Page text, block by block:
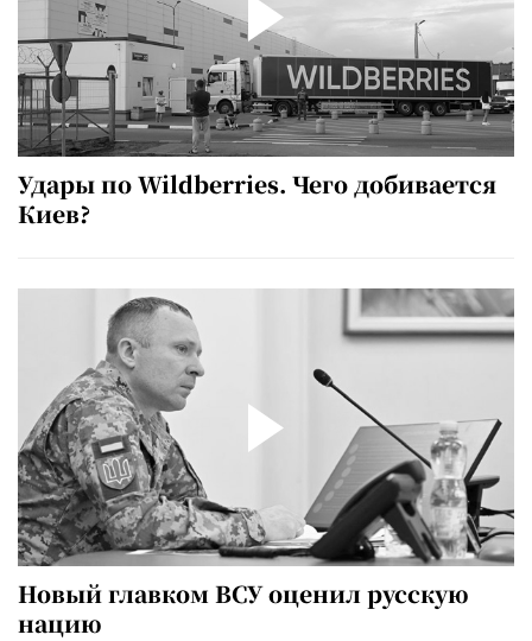
Удары по Wildberries. Чего добивается
Киев?
Новый главком ВСУ оценил русскую
нацию